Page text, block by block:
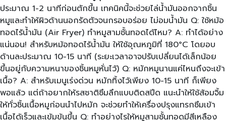
ประมาณ 1-2 นาทีก่อนตักขึ้น เทคนิคนี้จะช่วยไล่น้ำมันออกจากชิ้น
หมูและทำให้ผิวด้านนอกรัดตัวจนกรอบอร่อย ไม่อมน้ำมัน Q: ใช้หม้อ
ทอดไร้น้ำมัน (Air Fryer) ทำหมูสามชั้นทอดได้ไหม? A: ทำได้อย่าง
แน่นอน! สำหรับหม้อทอดไร้น้ำมัน ให้ใช้อุณหภูมิที่ 180°C โดยอบ
ด้านละประมาณ 10-15 นาที (ระยะเวลาอาจปรับเปลี่ยนได้เล็กน้อย
ขึ้นอยู่กับความหนาของชิ้นหมูหั่นไว้) Q: หมักหมูนานแค่ไหนถึงจะเข้า
เนื้อ? A: สำหรับเมนูเร่งด่วน หมักทิ้งไว้เพียง 10-15 นาที ก็เพียง
พอแล้ว แต่ถ้าอยากให้รสชาติซึมลึกแบบติดสปีด แนะนำให้ใช้ส้อมจิ้ม
ให้ทั่วชิ้นเนื้อหมูก่อนนำไปหมัก จะช่วยทำให้เครื่องปรุงแทรกซึมเข้า
เนื้อได้เร็วและเข้มข้นขึ้น Q: ทำอย่างไรให้หมูสามชั้นทอดมีสีเหลือง